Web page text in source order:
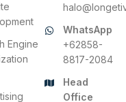
Engine
WhatsApp
+62858-
8817-2084
Head
Office